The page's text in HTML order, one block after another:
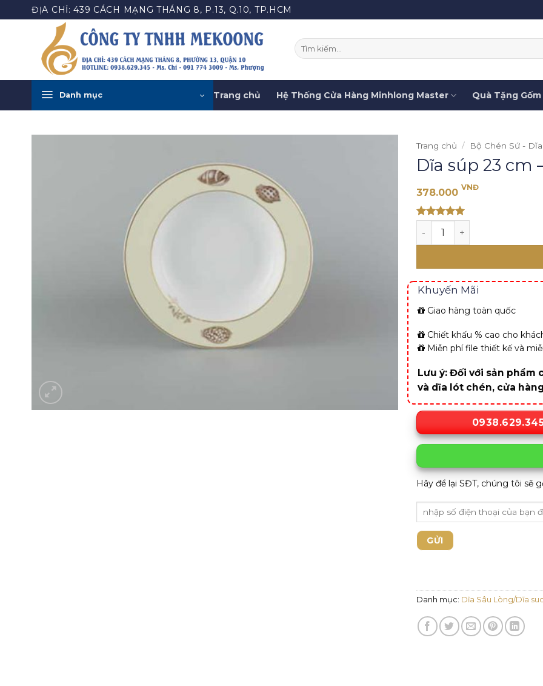
qua
ĐỊA CHỈ: 439 CÁCH MẠNG THÁNG 8, P.13, Q.10, TP.HCM
Tìm
kiếm:
Danh mục Trang chủ Hệ Thống Cửa Hàng Minhlong Master Quà Tặng
Trang chủ / Bộ Chén Sứ - Dĩa
Dĩa súp 23 cm
378.000 VNĐ
out of 5
Dĩa súp 23 cm - Camellia
Khuyến Mãi
Giao hàng toàn quốc
Chiết khấu % cao cho
Miễn phí file thiết kế và
Lưu ý: Đối với sản phẩm
và dĩa lót chén, cửa
Hãy để lại SĐT, chúng tôi sẽ
Danh mục: Dĩa Sâu Lòng/Dĩa